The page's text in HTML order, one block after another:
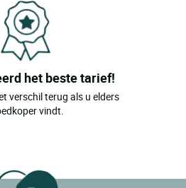
het beste tarief!
verschil terug als u elders
vindt.